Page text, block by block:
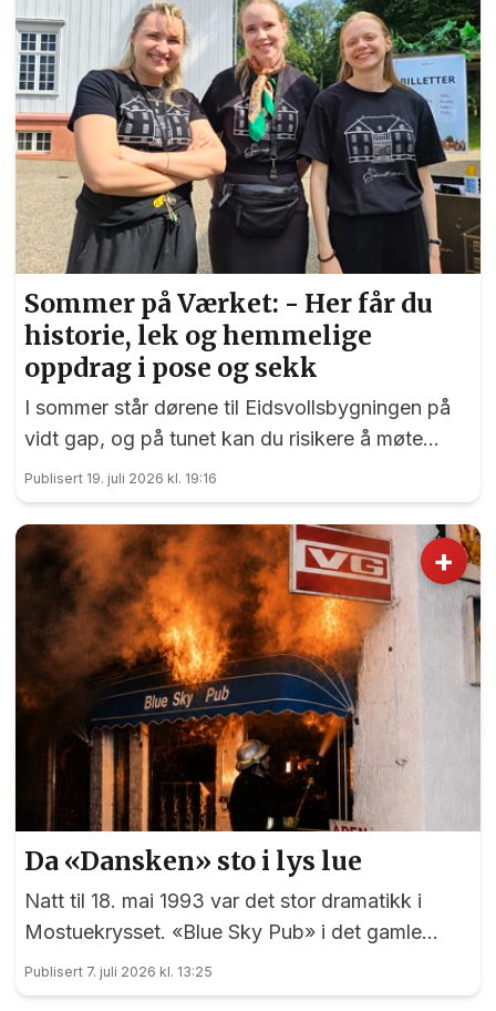
Sommer på Værket: - Her får du
historie, lek og hemmelige
oppdrag i pose og sekk
I sommer står dørene til Eidsvollsbygningen på
vidt gap, og på tunet kan du risikere å møte
blide og hjelpsomme sommervikarer som mer
enn gjerne guider deg.
Publisert 19. juli 2026 kl. 19:16
+
Da «Dansken» sto i lys lue
Natt til 18. mai 1993 var det stor dramatikk i
Mostuekrysset. «Blue Sky Pub» i det gamle
Autoimport-bygget sto plutselig i full fyr, og
vegg-i-vegg hadde Børselars sitt våpenlager.
Publisert 7. juli 2026 kl. 13:25